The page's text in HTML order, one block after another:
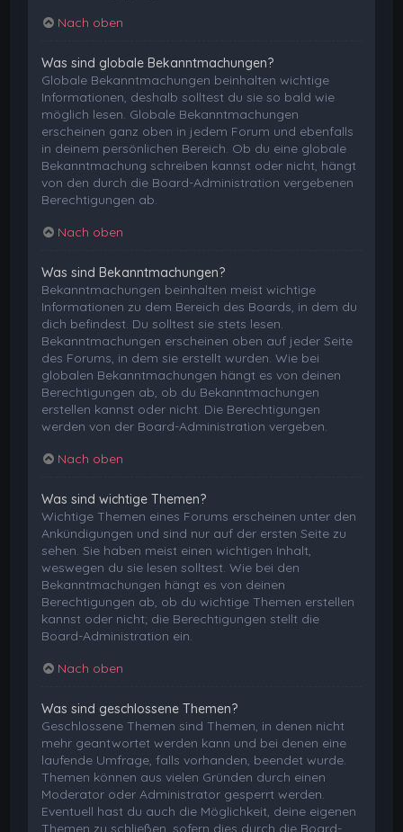
Nach oben
Was sind globale Bekanntmachungen?
Globale Bekanntmachungen beinhalten wichtige
Informationen, deshalb solltest du sie so bald wie
möglich lesen. Globale Bekanntmachungen
erscheinen ganz oben in jedem Forum und ebenfalls
in deinem persönlichen Bereich. Ob du eine globale
Bekanntmachung schreiben kannst oder nicht, hängt
von den durch die Board-Administration vergebenen
Berechtigungen ab.
Nach oben
Was sind Bekanntmachungen?
Bekanntmachungen beinhalten meist wichtige
Informationen zu dem Bereich des Boards, in dem du
dich befindest. Du solltest sie stets lesen.
Bekanntmachungen erscheinen oben auf jeder Seite
des Forums, in dem sie erstellt wurden. Wie bei
globalen Bekanntmachungen hängt es von deinen
Berechtigungen ab, ob du Bekanntmachungen
erstellen kannst oder nicht. Die Berechtigungen
werden von der Board-Administration vergeben.
Nach oben
Was sind wichtige Themen?
Wichtige Themen eines Forums erscheinen unter den
Ankündigungen und sind nur auf der ersten Seite zu
sehen. Sie haben meist einen wichtigen Inhalt,
weswegen du sie lesen solltest. Wie bei den
Bekanntmachungen hängt es von deinen
Berechtigungen ab, ob du wichtige Themen erstellen
kannst oder nicht; die Berechtigungen stellt die
Board-Administration ein.
Nach oben
Was sind geschlossene Themen?
Geschlossene Themen sind Themen, in denen nicht
mehr geantwortet werden kann und bei denen eine
laufende Umfrage, falls vorhanden, beendet wurde.
Themen können aus vielen Gründen durch einen
Moderator oder Administrator gesperrt werden.
Eventuell hast du auch die Möglichkeit, deine eigenen
Themen zu schließen, sofern dies durch die Board-